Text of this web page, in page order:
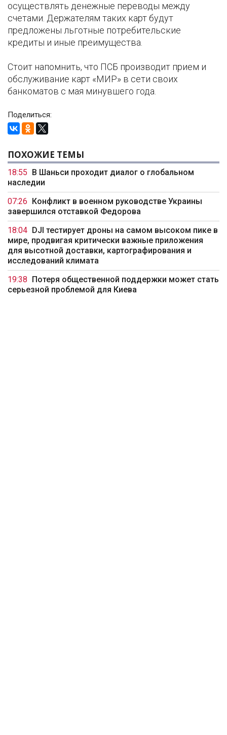
осуществлять денежные переводы между
счетами. Держателям таких карт будут
предложены льготные потребительские
кредиты и иные преимущества.
Стоит напомнить, что ПСБ производит прием и
обслуживание карт «МИР» в сети своих
банкоматов с мая минувшего года.
Поделиться:
ПОХОЖИЕ ТЕМЫ
18:55
В Шаньси проходит диалог о глобальном
наследии
07:26
Конфликт в военном руководстве Украины
завершился отставкой Федорова
18:04
DJI тестирует дроны на самом высоком пике в
мире, продвигая критически важные приложения
для высотной доставки, картографирования и
исследований климата
19:38
Потеря общественной поддержки может стать
серьезной проблемой для Киева